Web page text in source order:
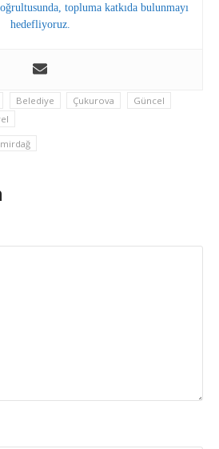
topluma katkıda bulunmayı
hedefliyoruz.
Belediye Çukurova
Güncel